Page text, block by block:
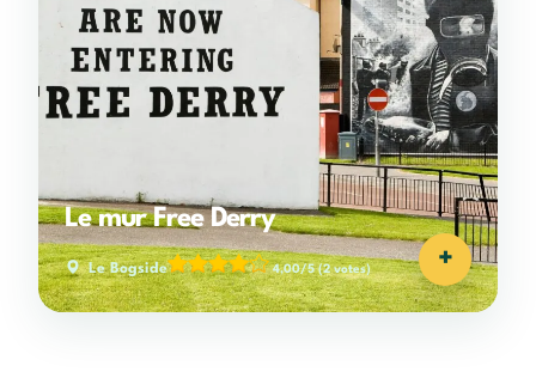
Le mur Free Derry
Le Bogside 4,00/5(2 votes) +